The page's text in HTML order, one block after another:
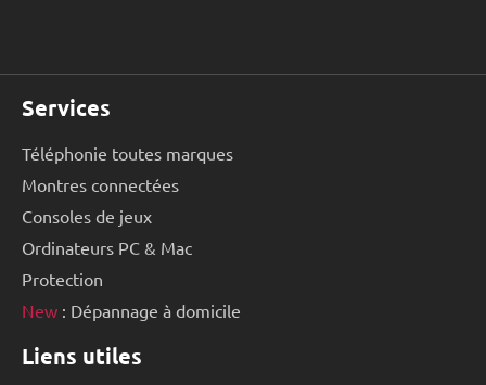
Services
Téléphonie toutes marques
Montres connectées
Consoles de jeux
Ordinateurs PC & Mac
Protection
New : Dépannage à domicile
Liens utiles